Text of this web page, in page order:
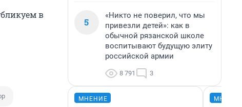
в
5
«Никто не поверил, что мы
привезли детей»: как в
обычной рязанской школе
воспитывают будущую элиту
российской армии
8 791 3
МНЕНИЕ